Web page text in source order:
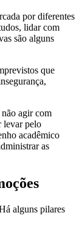
por diferentes
lidar com
são alguns
que
não agir com
levar pelo
acadêmico
as
alguns pilares